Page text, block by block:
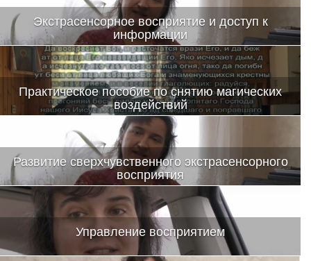
Экстрасенсорное восприятие и доступ к
информации
Это новое видео с возможностями психики человека
Практическое пособие по снятию магических
воздействий
Инструкция — обряд
Развитие сверхчувственного экстрасенсорного
восприятия
Анонс нового-старого тренинга Натальи Зайцевой
Управление восприятием